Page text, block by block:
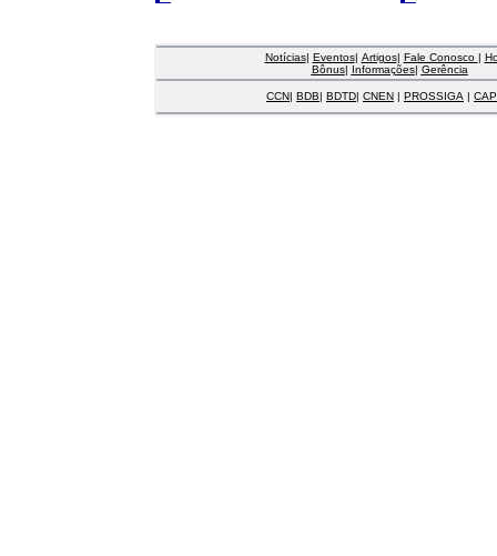
Notícias| Eventos| Artigos| Fale Conosco |
Bônus| Informações| Gerência
CCN| BDB| BDTD| CNEN | PROSSIGA |